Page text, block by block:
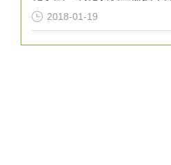
2018-01-19